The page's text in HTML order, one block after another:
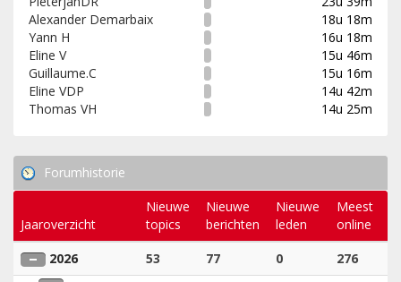
Alexander Demarbaix
18u 18m
Yann H
16u 18m
Eline V
15u 46m
Guillaume.C
15u 16m
Eline VDP
14u 42m
Thomas VH
14u 25m
Forumhistorie
Jaaroverzicht
Nieuwe
topics
Nieuwe
berichten
Nieuwe
leden
Meest
online
2026
53 77 0 276